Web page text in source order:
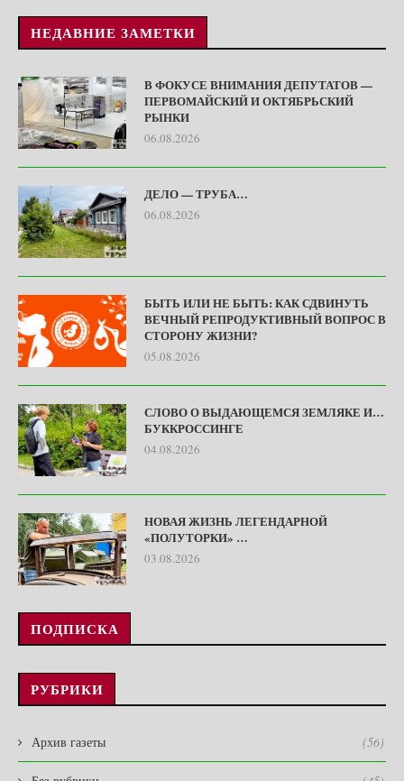
НЕДАВНИЕ ЗАМЕТКИ
В ФОКУСЕ ВНИМАНИЯ ДЕПУТАТОВ —
ПЕРВОМАЙСКИЙ И ОКТЯБРЬСКИЙ
РЫНКИ
06.08.2026
ДЕЛО — ТРУБА…
06.08.2026
БЫТЬ ИЛИ НЕ БЫТЬ: КАК СДВИНУТЬ
ВЕЧНЫЙ РЕПРОДУКТИВНЫЙ ВОПРОС В
СТОРОНУ ЖИЗНИ?
05.08.2026
СЛОВО О ВЫДАЮЩЕМСЯ ЗЕМЛЯКЕ И…
БУККРОССИНГЕ
04.08.2026
НОВАЯ ЖИЗНЬ ЛЕГЕНДАРНОЙ
«ПОЛУТОРКИ» …
03.08.2026
ПОДПИСКА
РУБРИКИ
Архив газеты (56)